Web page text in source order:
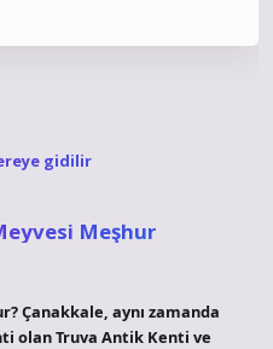
gidilir
Meşhur
Çanakkale, aynı zamanda
olan Truva Antik Kenti ve